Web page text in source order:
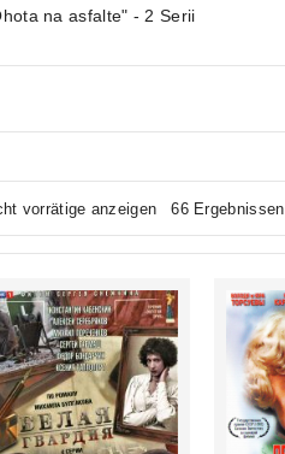
na asfalte" - 2 Serii
vorrätige anzeigen 66 Ergebnissen